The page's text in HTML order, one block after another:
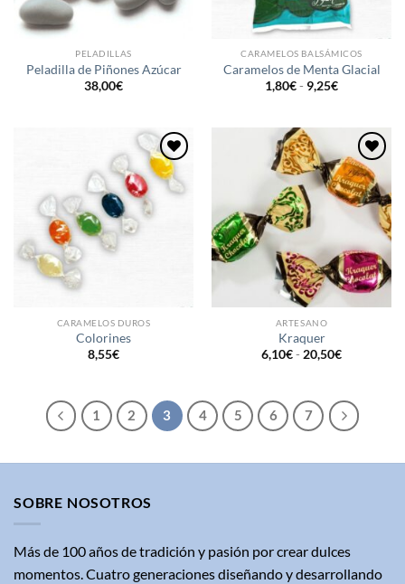
PELADILLAS
Peladilla de Piñones Azúcar
38,00€
CARAMELOS BALSÁMICOS
Caramelos de Menta Glacial
1,80€- 9,25€Rango
1,80€
hasta
9,25€
Añadir
a la
lista de
CARAMELOS DUROS
Colorines
8,55€
Añadir
a la
lista de
deseos
ARTESANO
Kraquer
6,10€- 20,50€Rango
6,10€
hasta
20,50€
1 2 3 4 5 6 7
SOBRE NOSOTROS
Más de 100 años de tradición y pasión por crear dulces
momentos. Cuatro generaciones diseñando y desarrollando